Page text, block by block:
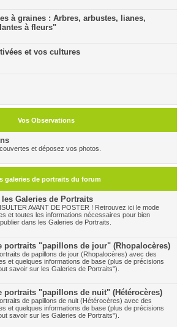
à graines : Arbres, arbustes, lianes,
à fleurs"
et vos cultures
Vos Observations
et déposez vos photos.
galeries de portraits du forum
Galeries de Portraits
AVANT DE POSTER ! Retrouvez ici le mode
et toutes les informations nécessaires pour bien
dans les Galeries de Portraits.
portraits "papillons de jour" (Rhopalocères)
de papillons de jour (Rhopalocères) avec des
et quelques informations de base (plus de précisions
savoir sur les Galeries de Portraits").
portraits "papillons de nuit" (Hétérocères)
de papillons de nuit (Hétérocères) avec des
et quelques informations de base (plus de précisions
savoir sur les Galeries de Portraits").